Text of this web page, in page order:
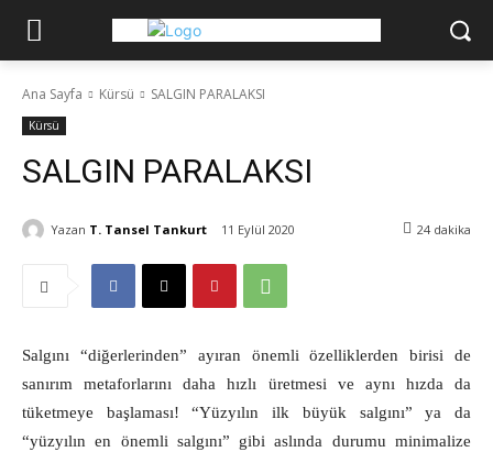
Ana Sayfa Kürsü SALGIN PARALAKSI
Kürsü
SALGIN PARALAKSI
Yazan T. Tansel Tankurt 11 Eylül 2020 24 dakika
Salgını “diğerlerinden” ayıran önemli özelliklerden birisi de
sanırım metaforlarını daha hızlı üretmesi ve aynı hızda da
tüketmeye başlaması! “Yüzyılın ilk büyük salgını” ya da
“yüzyılın en önemli salgını” gibi aslında durumu minimalize